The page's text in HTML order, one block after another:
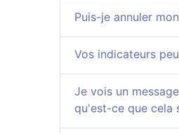
Puis-je annuler
Vos indicateurs
Je vois un
qu'est-ce que cela